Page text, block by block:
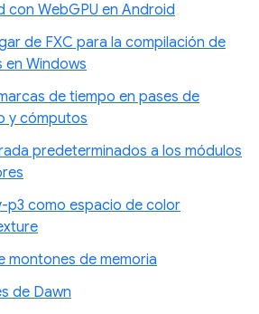
con WebGPU en Android
de FXC para la compilación de
Windows
de tiempo en pases de
y cómputos
predeterminados a los módulos
p3 como espacio de color
montones de memoria
de Dawn